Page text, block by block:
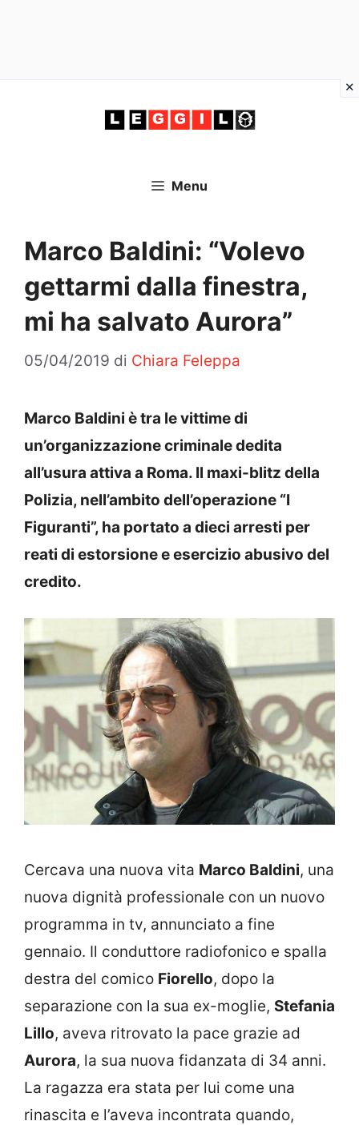
Menu
Marco Baldini: “Volevo
gettarmi dalla finestra,
mi ha salvato Aurora”
05/04/2019 di Chiara Feleppa
Marco Baldini è tra le vittime di
un’organizzazione criminale dedita
all’usura attiva a Roma. Il maxi-blitz della
Polizia, nell’ambito dell’operazione “I
Figuranti”, ha portato a dieci arresti per
reati di estorsione e esercizio abusivo del
credito.
Cercava una nuova vita Marco Baldini, una
nuova dignità professionale con un nuovo
programma in tv, annunciato a fine
gennaio. Il conduttore radiofonico e spalla
destra del comico Fiorello, dopo la
separazione con la sua ex-moglie, Stefania
Lillo, aveva ritrovato la pace grazie ad
Aurora, la sua nuova fidanzata di 34 anni.
La ragazza era stata per lui come una
rinascita e l’aveva incontrata quando,